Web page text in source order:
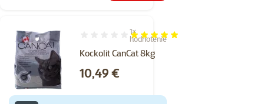
Kockolit CanCat 8kg
Hodnotenie 100%, počet hodnotení: 1
1×
hodnotenie
Cena
10,49 €